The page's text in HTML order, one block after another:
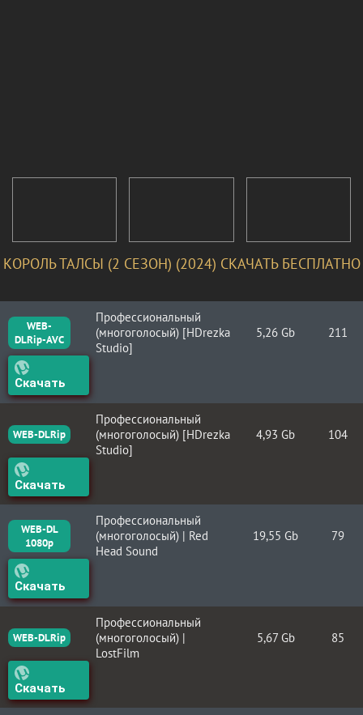
КОРОЛЬ ТАЛСЫ (2 СЕЗОН) (2024) СКАЧАТЬ БЕСПЛАТНО
WEB-
DLRip-AVC
Профессиональный
(многоголосый) [HDrezka
Studio]
5,26 Gb 211
Скачать
WEB-DLRip
Профессиональный
(многоголосый) [HDrezka
Studio]
4,93 Gb 104
Скачать
WEB-DL
1080p
Профессиональный
(многоголосый) | Red
Head Sound
19,55 Gb 79
Скачать
WEB-DLRip
Профессиональный
(многоголосый) |
LostFilm
5,67 Gb 85
Скачать